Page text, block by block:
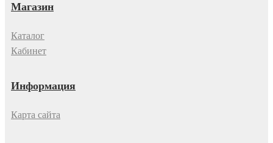
Магазин
Каталог
Кабинет
Информация
Карта сайта